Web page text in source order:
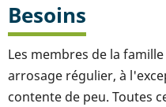
Besoins
Les membres de la famille
arrosage régulier, à
contente de peu. Toutes